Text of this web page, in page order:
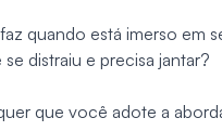
quando está imerso em
distraiu e precisa jantar?
que você adote a